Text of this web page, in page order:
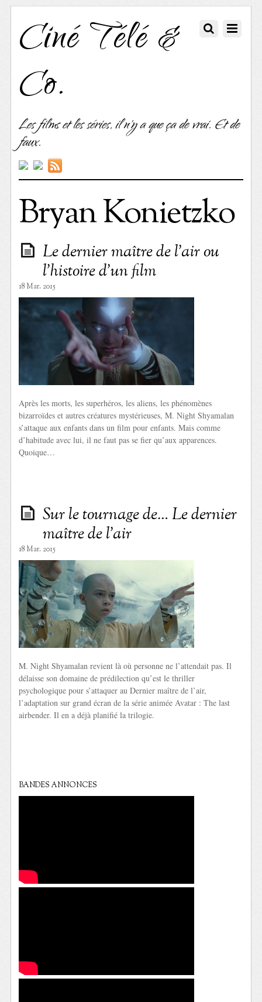
Ciné Télé &
Co.
Les films et les séries, il n'y a que ça de vrai. Et de
faux.
Bryan Konietzko
Le dernier maître de l’air ou
l’histoire d’un film
18 Mar. 2015
Après les morts, les superhéros, les aliens, les phénomènes
bizarroïdes et autres créatures mystérieuses, M. Night Shyamalan
s’attaque aux enfants dans un film pour enfants. Mais comme
d’habitude avec lui, il ne faut pas se fier qu’aux apparences.
Quoique…
Sur le tournage de… Le dernier
maître de l’air
18 Mar. 2015
M. Night Shyamalan revient là où personne ne l’attendait pas. Il
délaisse son domaine de prédilection qu’est le thriller
psychologique pour s’attaquer au Dernier maître de l’air,
l’adaptation sur grand écran de la série animée Avatar : The last
airbender. Il en a déjà planifié la trilogie.
BANDES ANNONCES